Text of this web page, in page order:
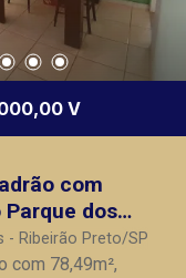
V
com
Parque dos
de Ribeirão
- Ribeirão Preto/SP
com 78,49m²,